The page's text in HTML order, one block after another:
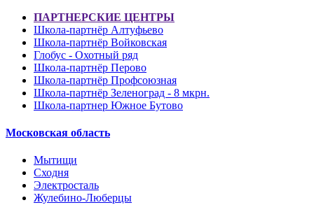
ПАРТНЕРСКИЕ ЦЕНТРЫ
Школа-партнёр Алтуфьево
Школа-партнёр Войковская
Глобус - Охотный ряд
Школа-партнёр Перово
Школа-партнёр Профсоюзная
Школа-партнёр Зеленоград - 8 мкрн.
Школа-партнер Южное Бутово
Московская область
Мытищи
Сходня
Электросталь
Жулебино-Люберцы